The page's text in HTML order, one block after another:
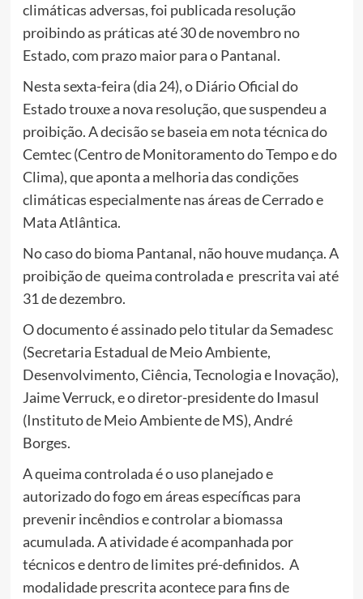
climáticas adversas, foi publicada resolução
proibindo as práticas até 30 de novembro no
Estado, com prazo maior para o Pantanal.
Nesta sexta-feira (dia 24), o Diário Oficial do
Estado trouxe a nova resolução, que suspendeu a
proibição. A decisão se baseia em nota técnica do
Cemtec (Centro de Monitoramento do Tempo e do
Clima), que aponta a melhoria das condições
climáticas especialmente nas áreas de Cerrado e
Mata Atlântica.
No caso do bioma Pantanal, não houve mudança. A
proibição de queima controlada e prescrita vai até
31 de dezembro.
O documento é assinado pelo titular da Semadesc
(Secretaria Estadual de Meio Ambiente,
Desenvolvimento, Ciência, Tecnologia e Inovação),
Jaime Verruck, e o diretor-presidente do Imasul
(Instituto de Meio Ambiente de MS), André
Borges.
A queima controlada é o uso planejado e
autorizado do fogo em áreas específicas para
prevenir incêndios e controlar a biomassa
acumulada. A atividade é acompanhada por
técnicos e dentro de limites pré-definidos. A
modalidade prescrita acontece para fins de